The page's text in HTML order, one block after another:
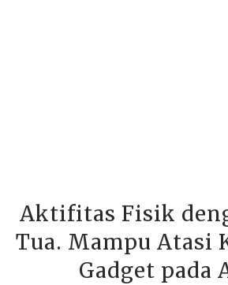
Aktifitas Fisik
Tua. Mampu Atasi
Gadget pada